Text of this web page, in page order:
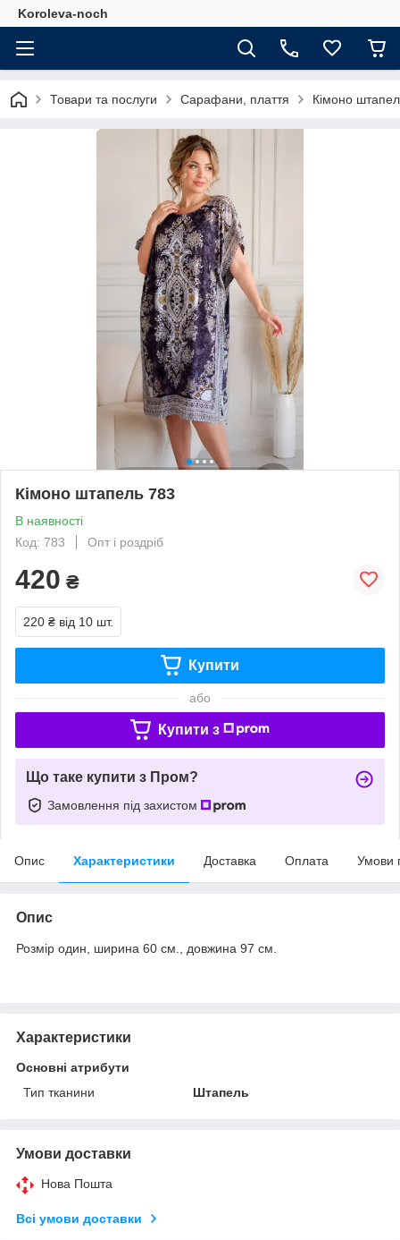
Koroleva-noch
Товари та послуги Сарафани, плаття Кімоно
Кімоно штапель 783
В наявності
Код: 783
Опт і роздріб
420 ₴
220 ₴ від 10 шт.
Купити
або
Купити з
Що таке купити з Пром?
Замовлення під захистом
Опис Характеристики Доставка Оплата Умови
Опис
Розмір один, ширина 60 см., довжина 97 см.
Характеристики
Основні атрибути
Тип тканини
Штапель
Умови доставки
Нова Пошта
Всі умови доставки